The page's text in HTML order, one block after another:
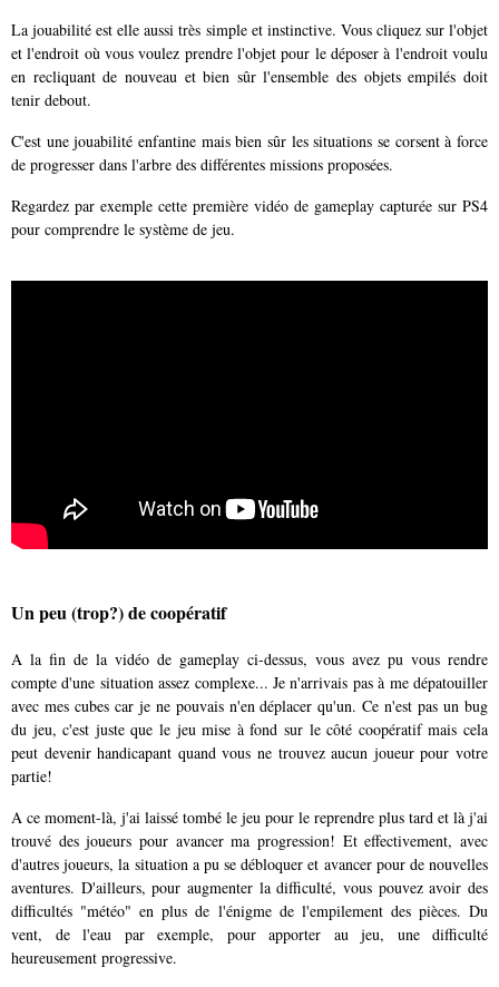
La jouabilité est elle aussi très simple et instinctive. Vous cliquez sur l'objet
et l'endroit où vous voulez prendre l'objet pour le déposer à l'endroit voulu
en recliquant de nouveau et bien sûr l'ensemble des objets empilés doit
tenir debout.
C'est une jouabilité enfantine mais bien sûr les situations se corsent à force
de progresser dans l'arbre des différentes missions proposées.
Regardez par exemple cette première vidéo de gameplay capturée sur PS4
pour comprendre le système de jeu.
Un peu (trop?) de coopératif
A la fin de la vidéo de gameplay ci-dessus, vous avez pu vous rendre
compte d'une situation assez complexe... Je n'arrivais pas à me dépatouiller
avec mes cubes car je ne pouvais n'en déplacer qu'un. Ce n'est pas un bug
du jeu, c'est juste que le jeu mise à fond sur le côté coopératif mais cela
peut devenir handicapant quand vous ne trouvez aucun joueur pour votre
partie!
A ce moment-là, j'ai laissé tombé le jeu pour le reprendre plus tard et là j'ai
trouvé des joueurs pour avancer ma progression! Et effectivement, avec
d'autres joueurs, la situation a pu se débloquer et avancer pour de nouvelles
aventures. D'ailleurs, pour augmenter la difficulté, vous pouvez avoir des
difficultés "météo" en plus de l'énigme de l'empilement des pièces. Du
vent, de l'eau par exemple, pour apporter au jeu, une difficulté
heureusement progressive.